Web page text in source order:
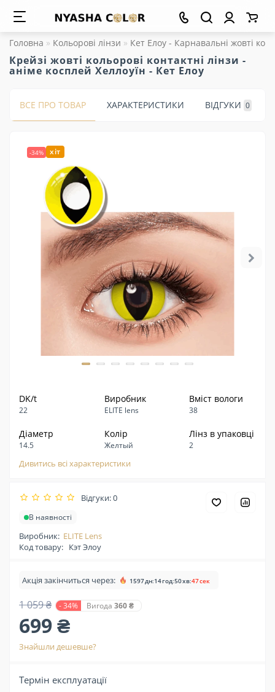
Головна Кольорові лінзи Кет Елоу - Карнавальні жовті
Крейзі жовті кольорові контактні лінзи -
аніме косплей Хеллоуїн - Кет Елоу
ВСЕ ПРО ТОВАР ХАРАКТЕРИСТИКИ ВІДГУКИ 0
-34% хіт
DK/t
22
Виробник
ELITE lens
Вміст вологи
38
Діаметр
14.5
Колір
Желтый
Лінз в упаковці
2
Дивитись всі характеристики
Відгуки: 0
В наявності
Виробник: ELITE Lens
Код товару: Кэт Элоу
Акція закінчиться через: 1597дн:14год:50хв:46сек
1 059 ₴ - 34% Вигода 360 ₴
699 ₴
Знайшли дешевше?
Термін експлуатації